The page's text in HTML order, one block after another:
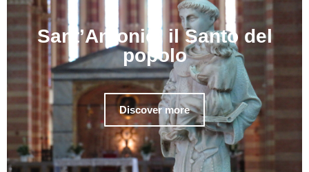
Sant’Antonio, il Santo del
popolo
Discover more